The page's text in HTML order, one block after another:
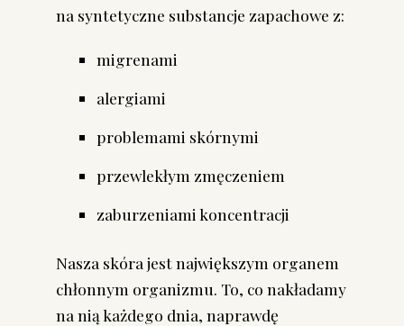
na syntetyczne substancje zapachowe z:
migrenami
alergiami
problemami skórnymi
przewlekłym zmęczeniem
zaburzeniami koncentracji
Nasza skóra jest największym organem
chłonnym organizmu. To, co nakładamy
na nią każdego dnia, naprawdę